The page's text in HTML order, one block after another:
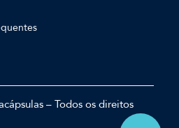
– Todos os direitos